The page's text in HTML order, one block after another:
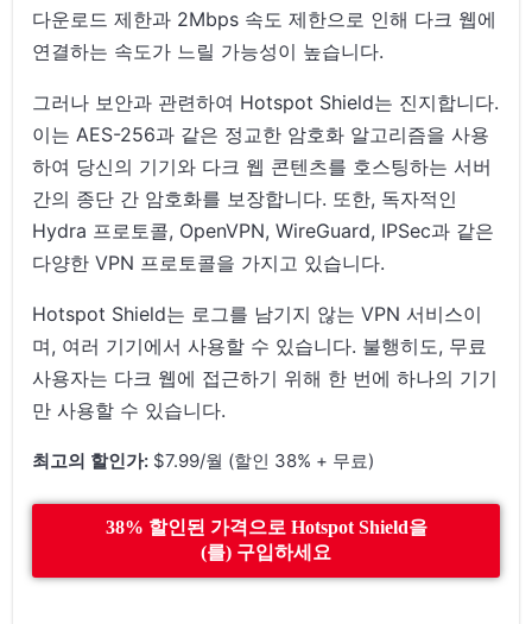
다운로드 제한과 2Mbps 속도 제한으로 인해 다크 웹에
연결하는 속도가 느릴 가능성이 높습니다.
그러나 보안과 관련하여 Hotspot Shield는 진지합니다.
이는 AES-256과 같은 정교한 암호화 알고리즘을 사용
하여 당신의 기기와 다크 웹 콘텐츠를 호스팅하는 서버
간의 종단 간 암호화를 보장합니다. 또한, 독자적인
Hydra 프로토콜, OpenVPN, WireGuard, IPSec과 같은
다양한 VPN 프로토콜을 가지고 있습니다.
Hotspot Shield는 로그를 남기지 않는 VPN 서비스이
며, 여러 기기에서 사용할 수 있습니다. 불행히도, 무료
사용자는 다크 웹에 접근하기 위해 한 번에 하나의 기기
만 사용할 수 있습니다.
최고의 할인가: $7.99/월 (할인 38% + 무료)
38% 할인된 가격으로 Hotspot Shield을
(를) 구입하세요